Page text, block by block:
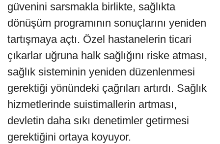
güvenini sarsmakla birlikte, sağlıkta
dönüşüm programının sonuçlarını yeniden
tartışmaya açtı. Özel hastanelerin ticari
çıkarlar uğruna halk sağlığını riske atması,
sağlık sisteminin yeniden düzenlenmesi
gerektiği yönündeki çağrıları artırdı. Sağlık
hizmetlerinde suistimallerin artması,
devletin daha sıkı denetimler getirmesi
gerektiğini ortaya koyuyor.